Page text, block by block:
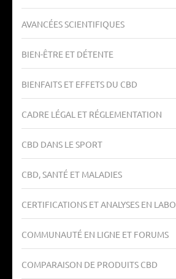
AVANCÉES SCIENTIFIQUES
BIEN-ÊTRE ET DÉTENTE
BIENFAITS ET EFFETS DU CBD
CADRE LÉGAL ET RÉGLEMENTATION
CBD DANS LE SPORT
CBD, SANTÉ ET MALADIES
CERTIFICATIONS ET ANALYSES EN LABO
COMMUNAUTÉ EN LIGNE ET FORUMS
COMPARAISON DE PRODUITS CBD